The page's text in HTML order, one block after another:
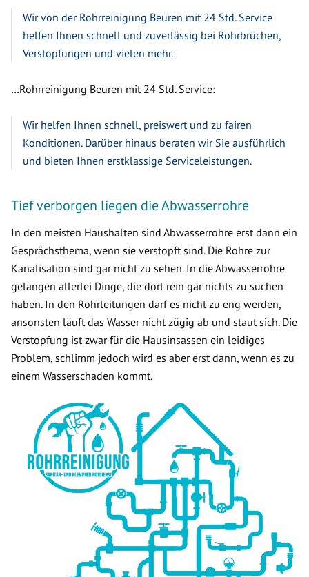
Wir von der Rohrreinigung Beuren mit 24 Std. Service
helfen Ihnen schnell und zuverlässig bei Rohrbrüchen,
Verstopfungen und vielen mehr.
…Rohrreinigung Beuren mit 24 Std. Service:
Wir helfen Ihnen schnell, preiswert und zu fairen
Konditionen. Darüber hinaus beraten wir Sie ausführlich
und bieten Ihnen erstklassige Serviceleistungen.
Tief verborgen liegen die Abwasserrohre
In den meisten Haushalten sind Abwasserrohre erst dann ein
Gesprächsthema, wenn sie verstopft sind. Die Rohre zur
Kanalisation sind gar nicht zu sehen. In die Abwasserrohre
gelangen allerlei Dinge, die dort rein gar nichts zu suchen
haben. In den Rohrleitungen darf es nicht zu eng werden,
ansonsten läuft das Wasser nicht zügig ab und staut sich. Die
Verstopfung ist zwar für die Hausinsassen ein leidiges
Problem, schlimm jedoch wird es aber erst dann, wenn es zu
einem Wasserschaden kommt.